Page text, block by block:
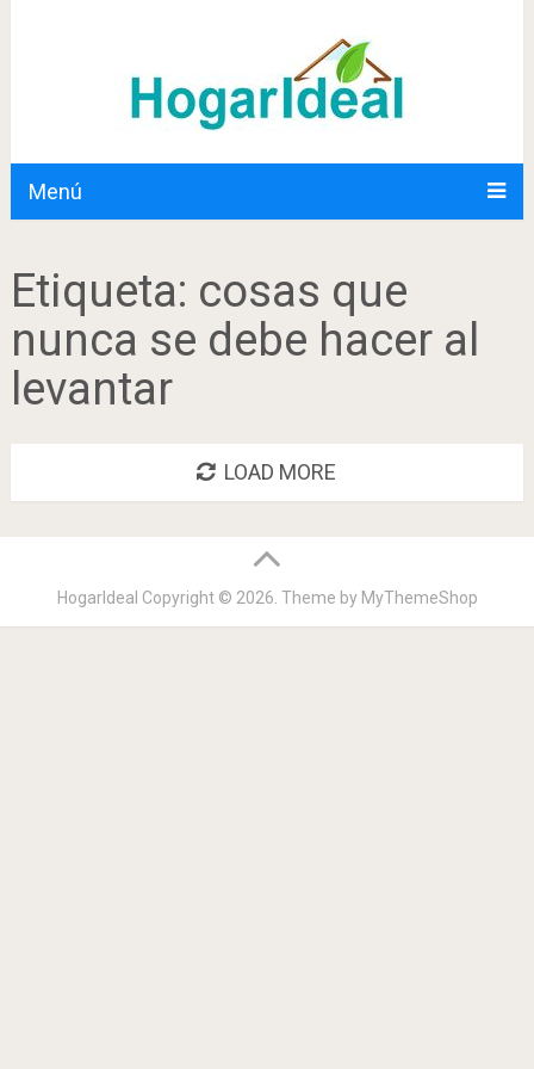
Menú
Etiqueta: cosas que
nunca se debe hacer al
levantar
LOAD MORE
HogarIdeal Copyright © 2026. Theme by MyThemeShop